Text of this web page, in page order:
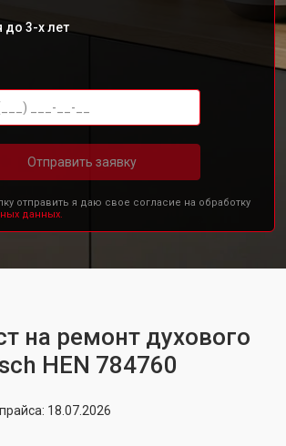
до 3-х лет
Отправить заявку
отправить я даю свое согласие на обработку
данных.
на ремонт духового
HEN 784760
18.07.2026